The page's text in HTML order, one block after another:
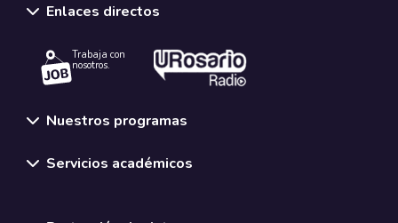
Enlaces directos
Trabaja con
nosotros.
Nuestros programas
Servicios académicos